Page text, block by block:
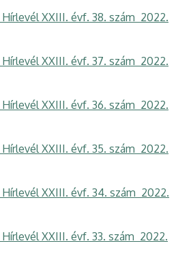
XXIII. évf. 38. szám 2022.
XXIII. évf. 37. szám 2022.
XXIII. évf. 36. szám 2022.
XXIII. évf. 35. szám 2022.
XXIII. évf. 34. szám 2022.
XXIII. évf. 33. szám 2022.